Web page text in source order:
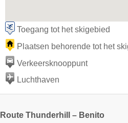
Toegang tot het skigebied
Plaatsen behorende tot het
Verkeersknooppunt
Luchthaven
Route Thunderhill – Benito